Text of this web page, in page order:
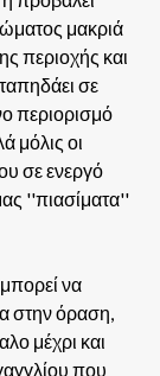
μακριά
περιοχής και
σε
περιορισμό
μόλις οι
σε ενεργό
''πιασίματα''
να
στην όραση,
μέχρι και
που